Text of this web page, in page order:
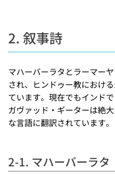
2. 叙事詩
マハーバーラタとラーマー
され、ヒンドゥー教におけ
ています。現在でもインド
ガヴァッド・ギーターは絶
な言語に翻訳されています。
2-1. マハーバーラタ